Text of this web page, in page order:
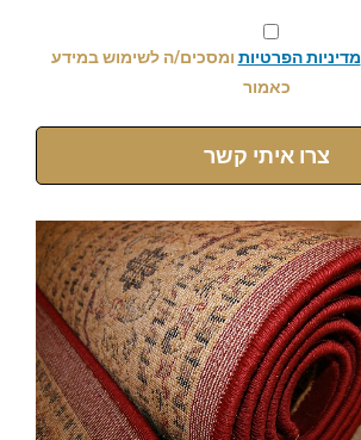
מדיניות הפרטיות ומסכים/ה לשימוש במידע
כאמור
צרו איתי קשר